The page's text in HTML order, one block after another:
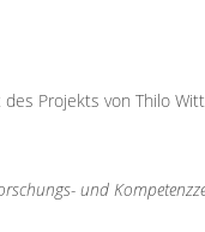
Projekts von Thilo
und